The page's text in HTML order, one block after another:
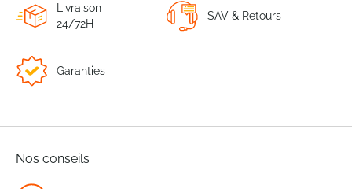
Livraison
24/72H
SAV & Retours
Garanties
Nos conseils